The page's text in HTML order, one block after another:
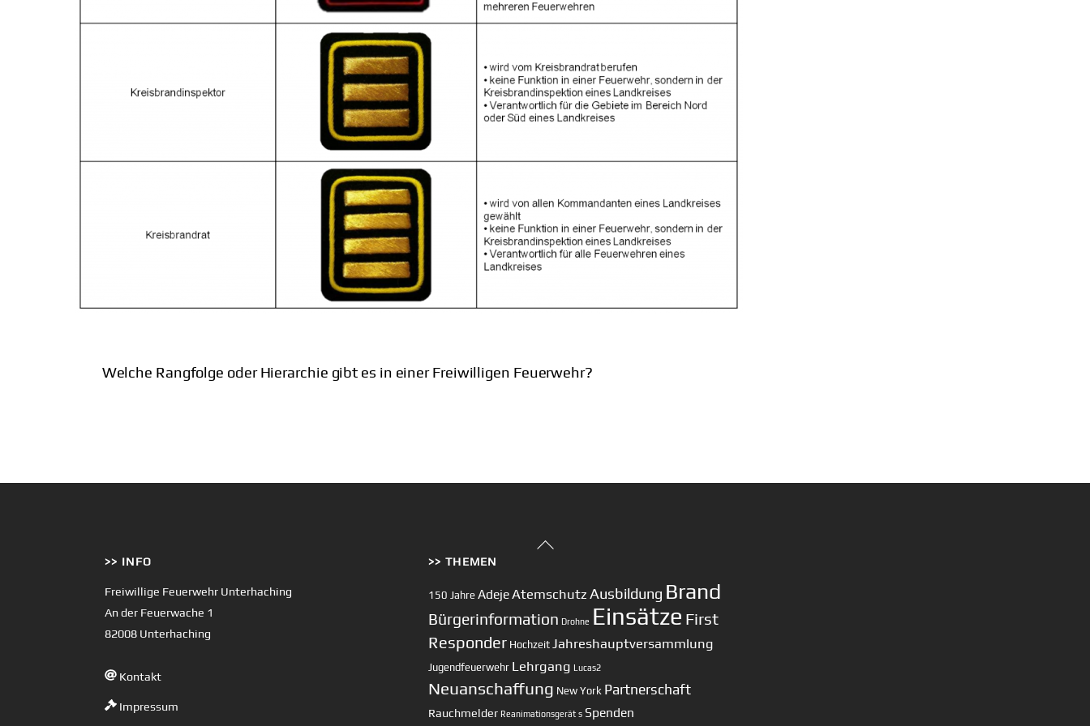
Welche Rangfolge oder Hierarchie gibt es in einer Freiwilligen Feuerwehr?
Back
>> INFO
Freiwillige Feuerwehr Unterhaching
An der Feuerwache 1
82008 Unterhaching
Kontakt
Impressum
>> THEMEN
150 Jahre AdejeAtemschutz Ausbildung Brand
Bürgerinformation Drohne Einsätze First
Responder Hochzeit Jahreshauptversammlung
Jugendfeuerwehr Lehrgang Lucas2
Neuanschaffung New York Partnerschaft
Rauchmelder Reanimationsgerät s Spenden